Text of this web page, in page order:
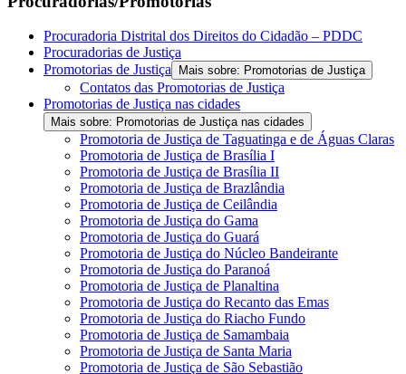
Procuradoria Distrital dos Direitos do Cidadão – PDDC
Procuradorias de Justiça
Promotorias de Justiça
Mais sobre: Promotorias de Justiça
Contatos das Promotorias de Justiça
Promotorias de Justiça nas cidades
Mais sobre: Promotorias de Justiça nas cidades
Promotoria de Justiça de Taguatinga e de Águas Claras
Promotoria de Justiça de Brasília I
Promotoria de Justiça de Brasília II
Promotoria de Justiça de Brazlândia
Promotoria de Justiça de Ceilândia
Promotoria de Justiça do Gama
Promotoria de Justiça do Guará
Promotoria de Justiça do Núcleo Bandeirante
Promotoria de Justiça do Paranoá
Promotoria de Justiça de Planaltina
Promotoria de Justiça do Recanto das Emas
Promotoria de Justiça do Riacho Fundo
Promotoria de Justiça de Samambaia
Promotoria de Justiça de Santa Maria
Promotoria de Justiça de São Sebastião